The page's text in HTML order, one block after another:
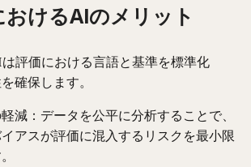
おけるAIのメリット
評価における言語と基準を標準化
確保します。
減：データを公平に分析することで、
アスが評価に混入するリスクを最小限